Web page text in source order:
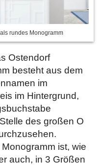
rundes Monogramm
Ostendorf
besteht aus dem
im
im Hintergrund,
des großen O
ist, wie
auch, in 3 Größen